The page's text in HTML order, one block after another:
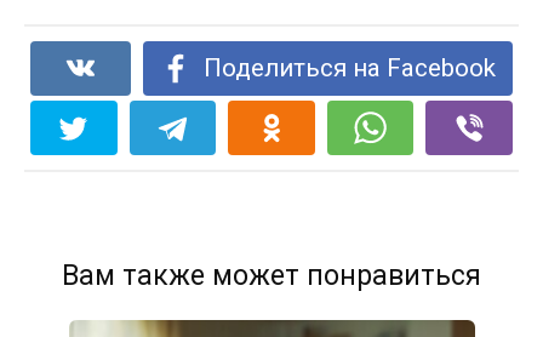
Поделиться на Facebook
Вам также может понравиться